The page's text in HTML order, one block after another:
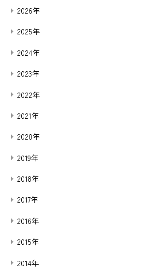
2026年
2025年
2024年
2023年
2022年
2021年
2020年
2019年
2018年
2017年
2016年
2015年
2014年